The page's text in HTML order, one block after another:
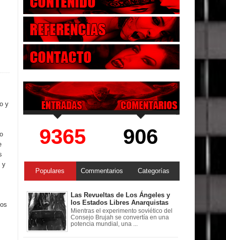
y
y
9365 906
Populares Commentarios Categorías
Las Revueltas de Los Ángeles y
los Estados Libres Anarquistas
Mientras el experimento soviético del
Consejo Brujah se convertía en una
potencia mundial, una ...